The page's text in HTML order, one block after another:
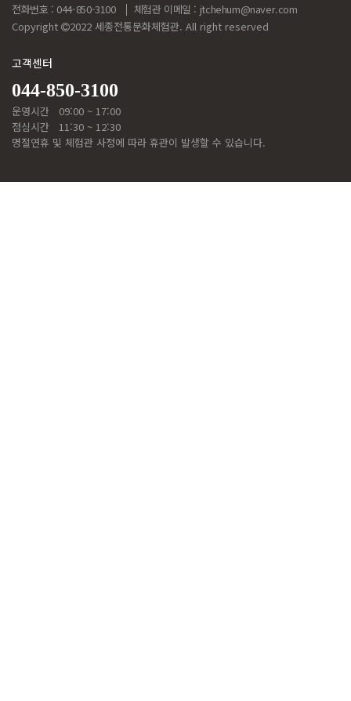
전화번호 : 044-850-3100
체험관 이메일 : jtchehum@naver.com
Copyright
2022 세종전통문화체험관. All right reserved
고객센터
044-850-3100
운영시간
09:00 ~ 17:00
점심시간
11:30 ~ 12:30
명절연휴 및 체험관 사정에 따라 휴관이 발생할 수 있습니다.